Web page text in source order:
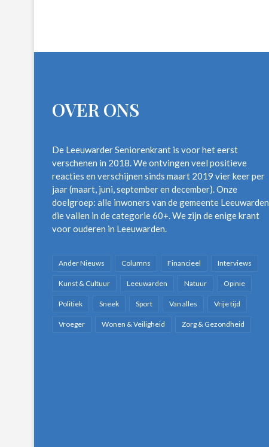
OVER ONS
De Leeuwarder Seniorenkrant is voor het eerst
verschenen in 2018. We ontvingen veel positieve
reacties en verschijnen sinds maart 2019 vier keer per
jaar (maart, juni, september en december). Onze
doelgroep: alle inwoners van de gemeente Leeuwarden
die vallen in de categorie 60+. We zijn de enige krant
voor ouderen in Leeuwarden.
Ander Nieuws Columns Financieel Interviews
Kunst & Cultuur Leeuwarden Natuur Opinie
Politiek Sneek Sport Van alles Vrije tijd
Vroeger Wonen & Veiligheid Zorg & Gezondheid